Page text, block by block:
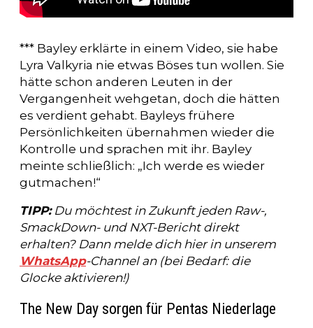
*** Bayley erklärte in einem Video, sie habe
Lyra Valkyria nie etwas Böses tun wollen. Sie
hätte schon anderen Leuten in der
Vergangenheit wehgetan, doch die hätten
es verdient gehabt. Bayleys frühere
Persönlichkeiten übernahmen wieder die
Kontrolle und sprachen mit ihr. Bayley
meinte schließlich: „Ich werde es wieder
gutmachen!“
TIPP:Du möchtest in Zukunft jeden Raw-,
SmackDown- und NXT-Bericht direkt
erhalten? Dann melde dich hier in unserem
WhatsApp-Channel an (bei Bedarf: die
Glocke aktivieren!)
The New Day sorgen für Pentas Niederlage